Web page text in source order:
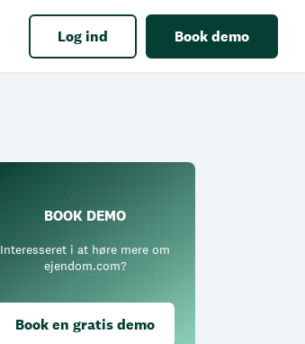
Log ind Book demo
BOOK DEMO
Interesseret i at høre mere om
ejendom.com?
Book en gratis demo